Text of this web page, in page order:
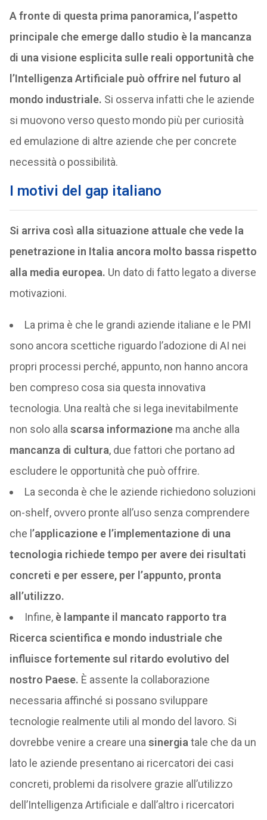
A fronte di questa prima panoramica, l’aspetto
principale che emerge dallo studio è la mancanza
di una visione esplicita sulle reali opportunità che
l’Intelligenza Artificiale può offrire nel futuro al
mondo industriale. Si osserva infatti che le aziende
si muovono verso questo mondo più per curiosità
ed emulazione di altre aziende che per concrete
necessità o possibilità.
I motivi del gap italiano
Si arriva così alla situazione attuale che vede la
penetrazione in Italia ancora molto bassa rispetto
alla media europea. Un dato di fatto legato a diverse
motivazioni.
La prima è che le grandi aziende italiane e le PMI
sono ancora scettiche riguardo l’adozione di AI nei
propri processi perché, appunto, non hanno ancora
ben compreso cosa sia questa innovativa
tecnologia. Una realtà che si lega inevitabilmente
non solo alla scarsa informazionema anche alla
mancanza di cultura, due fattori che portano ad
escludere le opportunità che può offrire.
La seconda è che le aziende richiedono soluzioni
on-shelf, ovvero pronte all’uso senza comprendere
che l ’applicazione e l’implementazione di una
tecnologia richiede tempo per avere dei risultati
concreti e per essere, per l’appunto, pronta
all’utilizzo.
Infine,è lampante il mancato rapporto tra
Ricerca scientifica e mondo industriale che
influisce fortemente sul ritardo evolutivo del
nostro Paese. È assente la collaborazione
necessaria affinché si possano sviluppare
tecnologie realmente utili al mondo del lavoro. Si
dovrebbe venire a creare una sinergia tale che da un
lato le aziende presentano ai ricercatori dei casi
concreti, problemi da risolvere grazie all’utilizzo
dell’Intelligenza Artificiale e dall’altro i ricercatori